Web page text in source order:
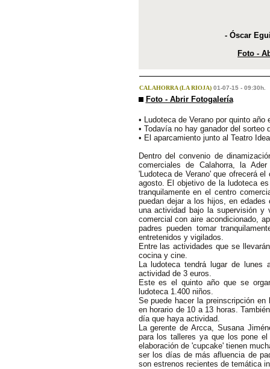
- Óscar
Foto -
CALAHORRA (LA RIOJA) 01-07-15 - 09:30h.
Foto - Abrir Fotogalería
• Ludoteca de Verano por quinto año
• Todavía no hay ganador del sorteo
• El aparcamiento junto al Teatro
Dentro del convenio de
comerciales de Calahorra, la
'Ludoteca de Verano' que ofrecerá
agosto. El objetivo de la ludoteca
tranquilamente en el centro
puedan dejar a los hijos, en
una actividad bajo la supervisión y
comercial con aire acondicionado,
padres pueden tomar
entretenidos y vigilados.
Entre las actividades que se
cocina y cine.
La ludoteca tendrá lugar de
actividad de 3 euros.
Este es el quinto año que se
ludoteca 1.400 niños.
Se puede hacer la preinscripción
en horario de 10 a 13 horas.
día que haya actividad.
La gerente de Arcca, Susana
para los talleres ya que los pone
elaboración de 'cupcake' tienen
ser los días de más afluencia de
son estrenos recientes de temática